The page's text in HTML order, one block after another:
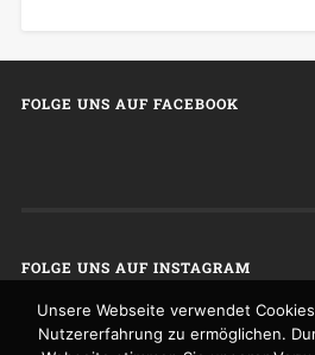
FOLGE UNS AUF FACEBOOK
FOLGE UNS AUF INSTAGRAM
Unsere Webseite verwendet
Nutzererfahrung zu ermöglichen.